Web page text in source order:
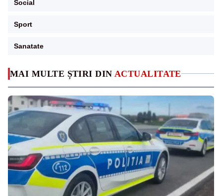
MAI MULTE ȘTIRI DIN ACTUALITATE
Social
Sport
Sanatate